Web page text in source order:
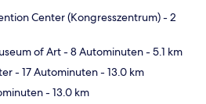
Center (Kongresszentrum)- 2
of Art- 8 Autominuten- 5.1 km
- 17 Autominuten- 13.0 km
- 13.0 km